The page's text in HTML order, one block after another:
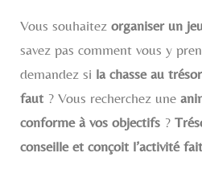
Vous souhaitez organiser un
savez pas comment vous y
demandez si la chasse au
faut ? Vous recherchez une
conforme à vos objectifs ?
conseille et conçoit l’activité